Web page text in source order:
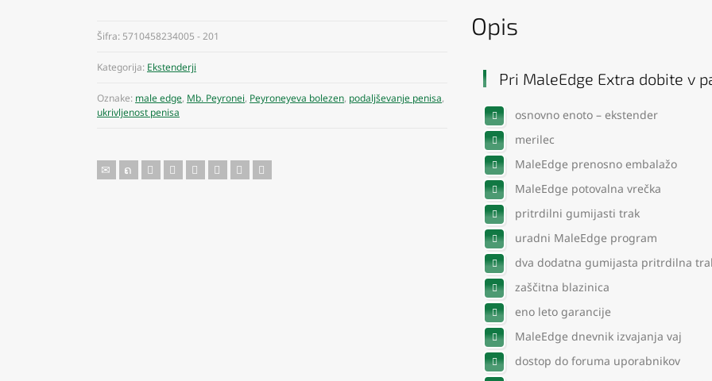
Šifra: 5710458234005 - 201
Kategorija: Ekstenderji
Oznake: male edge, Mb. Peyronei, Peyroneyeva bolezen, podaljševanje penisa,
ukrivljenost penisa
Opis
Pri MaleEdge Extra dobite v
osnovno enoto – ekstender
merilec
MaleEdge prenosno embalažo
MaleEdge potovalna vrečka
pritrdilni gumijasti trak
uradni MaleEdge program
dva dodatna gumijasta pritrdilna
zaščitna blazinica
eno leto garancije
MaleEdge dnevnik izvajanja vaj
dostop do foruma uporabnikov